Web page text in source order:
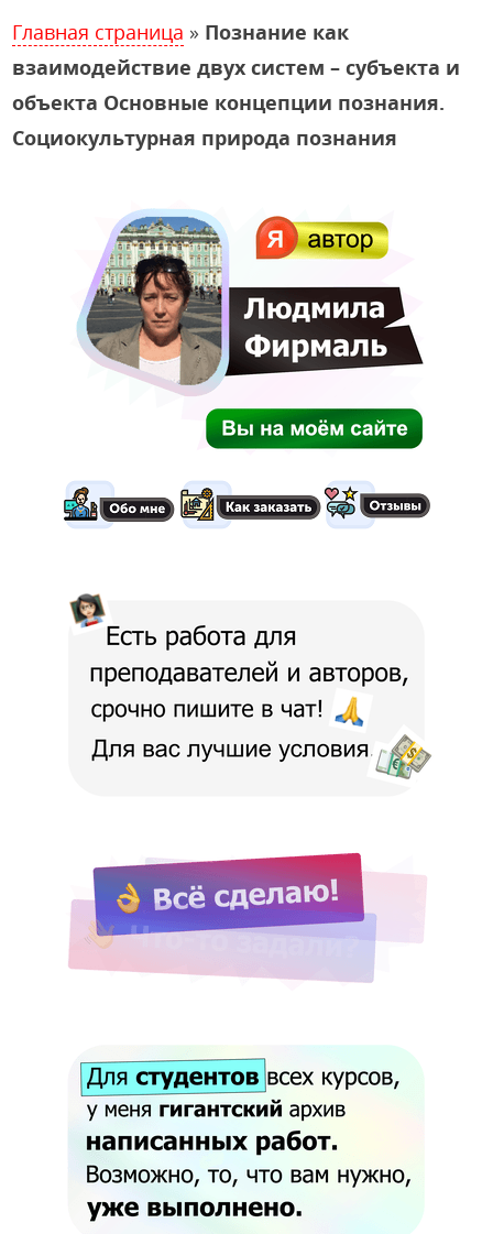
Главная страница » Познание как
взаимодействие двух систем – субъекта и
объекта Основные концепции познания.
Социокультурная природа познания